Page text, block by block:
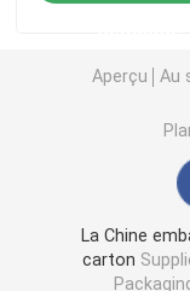
Seringue en
Empaquetez
Emballage de
Aperçu Au
La Chine
carton